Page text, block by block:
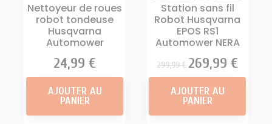
Nettoyeur de roues
robot tondeuse
Husqvarna
Automower
Prix
24,99 €
AJOUTER AU
PANIER
Station sans fil
Robot Husqvarna
EPOS RS1
Automower NERA
Prix
299,99 € Prix
269,99 €
AJOUTER AU
PANIER